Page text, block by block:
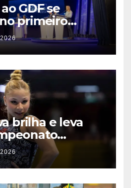
GDF se
primeiro
brilha e leva
Ginástica